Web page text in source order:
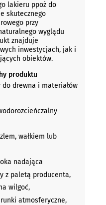
lakieru ppoż do
skutecznego
przy
wyglądu
znajduje
inwestycjach, jak i
obiektów.
produktu
drewna i materiałów
wałkiem lub
nadająca
z paletą producenta,
wilgoć,
atmosferyczne,